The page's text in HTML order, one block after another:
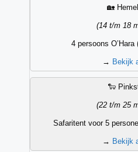
🏡
(14 t/m 18
4 persoons
→ Bekijk
🐑
(22 t/m 25
Safaritent voor 5
→ Bekijk